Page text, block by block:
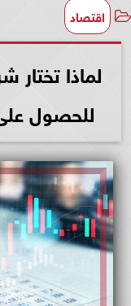
اقتصاد
لماذا
للحصول